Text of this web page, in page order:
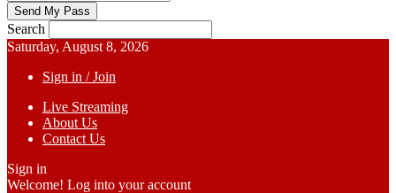
Search
Saturday, August 8, 2026
Sign in / Join
Live Streaming
About Us
Contact Us
Sign in
Welcome! Log into your account